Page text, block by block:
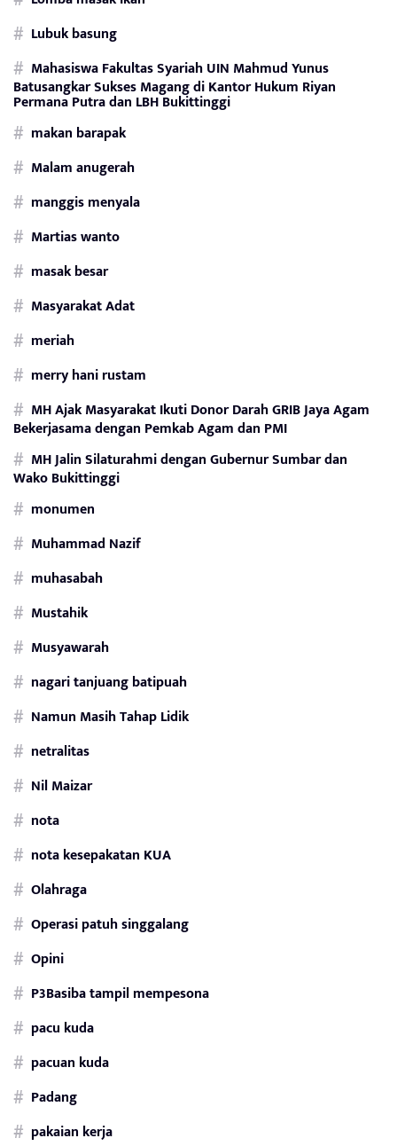
Lubuk basung
Mahasiswa Fakultas Syariah UIN Mahmud Yunus
Batusangkar Sukses Magang di Kantor Hukum Riyan
Permana Putra dan LBH Bukittinggi
makan barapak
Malam anugerah
manggis menyala
Martias wanto
masak besar
Masyarakat Adat
meriah
merry hani rustam
MH Ajak Masyarakat Ikuti Donor Darah GRIB Jaya Agam
Bekerjasama dengan Pemkab Agam dan PMI
MH Jalin Silaturahmi dengan Gubernur Sumbar dan
Wako Bukittinggi
monumen
Muhammad Nazif
muhasabah
Mustahik
Musyawarah
nagari tanjuang batipuah
Namun Masih Tahap Lidik
netralitas
Nil Maizar
nota
nota kesepakatan KUA
Olahraga
Operasi patuh singgalang
Opini
P3Basiba tampil mempesona
pacu kuda
pacuan kuda
Padang
pakaian kerja